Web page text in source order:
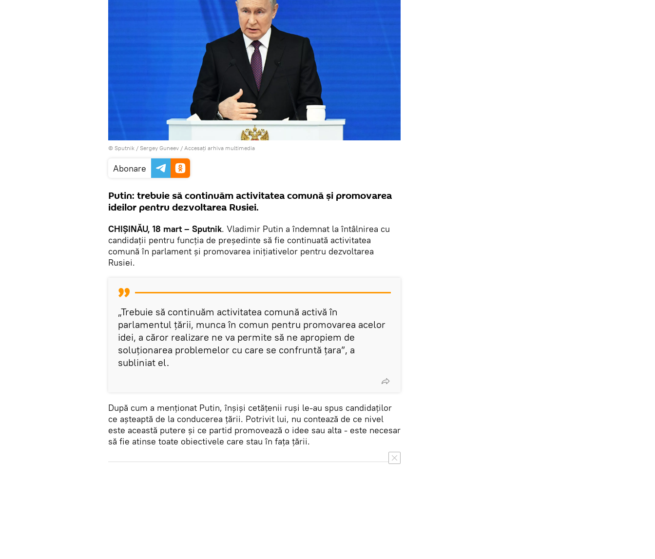
© Sputnik / Sergey Guneev / Accesați arhiva multimedia
Abonare
Putin: trebuie să continuăm activitatea comună și promovarea
ideilor pentru dezvoltarea Rusiei.
CHIȘINĂU, 18 mart – Sputnik. Vladimir Putin a îndemnat la întâlnirea cu
candidații pentru funcția de președinte să fie continuată activitatea
comună în parlament și promovarea inițiativelor pentru dezvoltarea
Rusiei.
„Trebuie să continuăm activitatea comună activă în
parlamentul țării, munca în comun pentru promovarea acelor
idei, a căror realizare ne va permite să ne apropiem de
soluționarea problemelor cu care se confruntă țara”, a
subliniat el.
După cum a menționat Putin, înșiși cetățenii ruși le-au spus candidaților
ce așteaptă de la conducerea țării. Potrivit lui, nu contează de ce nivel
este această putere și ce partid promovează o idee sau alta - este necesar
să fie atinse toate obiectivele care stau în fața țării.